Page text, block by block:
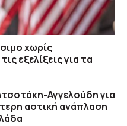
χωρίς
εξελίξεις για τα
Αγγελούδη για
αστική ανάπλαση